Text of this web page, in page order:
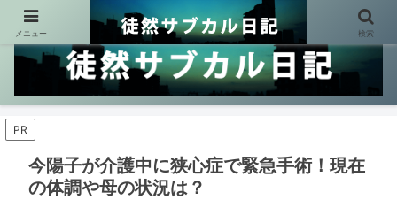
PR
今陽子が介護中に狭心症で緊急手術！現在
の体調や母の状況は？
メニュー 検索